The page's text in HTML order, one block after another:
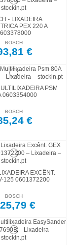
- LIXADEIRA
PEX 220 A
BOSCH
€
PSM
0603354000
BOSCH
€
EXCÊNT.
125 0601372200
BOSCH
€